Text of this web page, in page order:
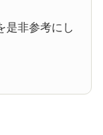
是非参考にし